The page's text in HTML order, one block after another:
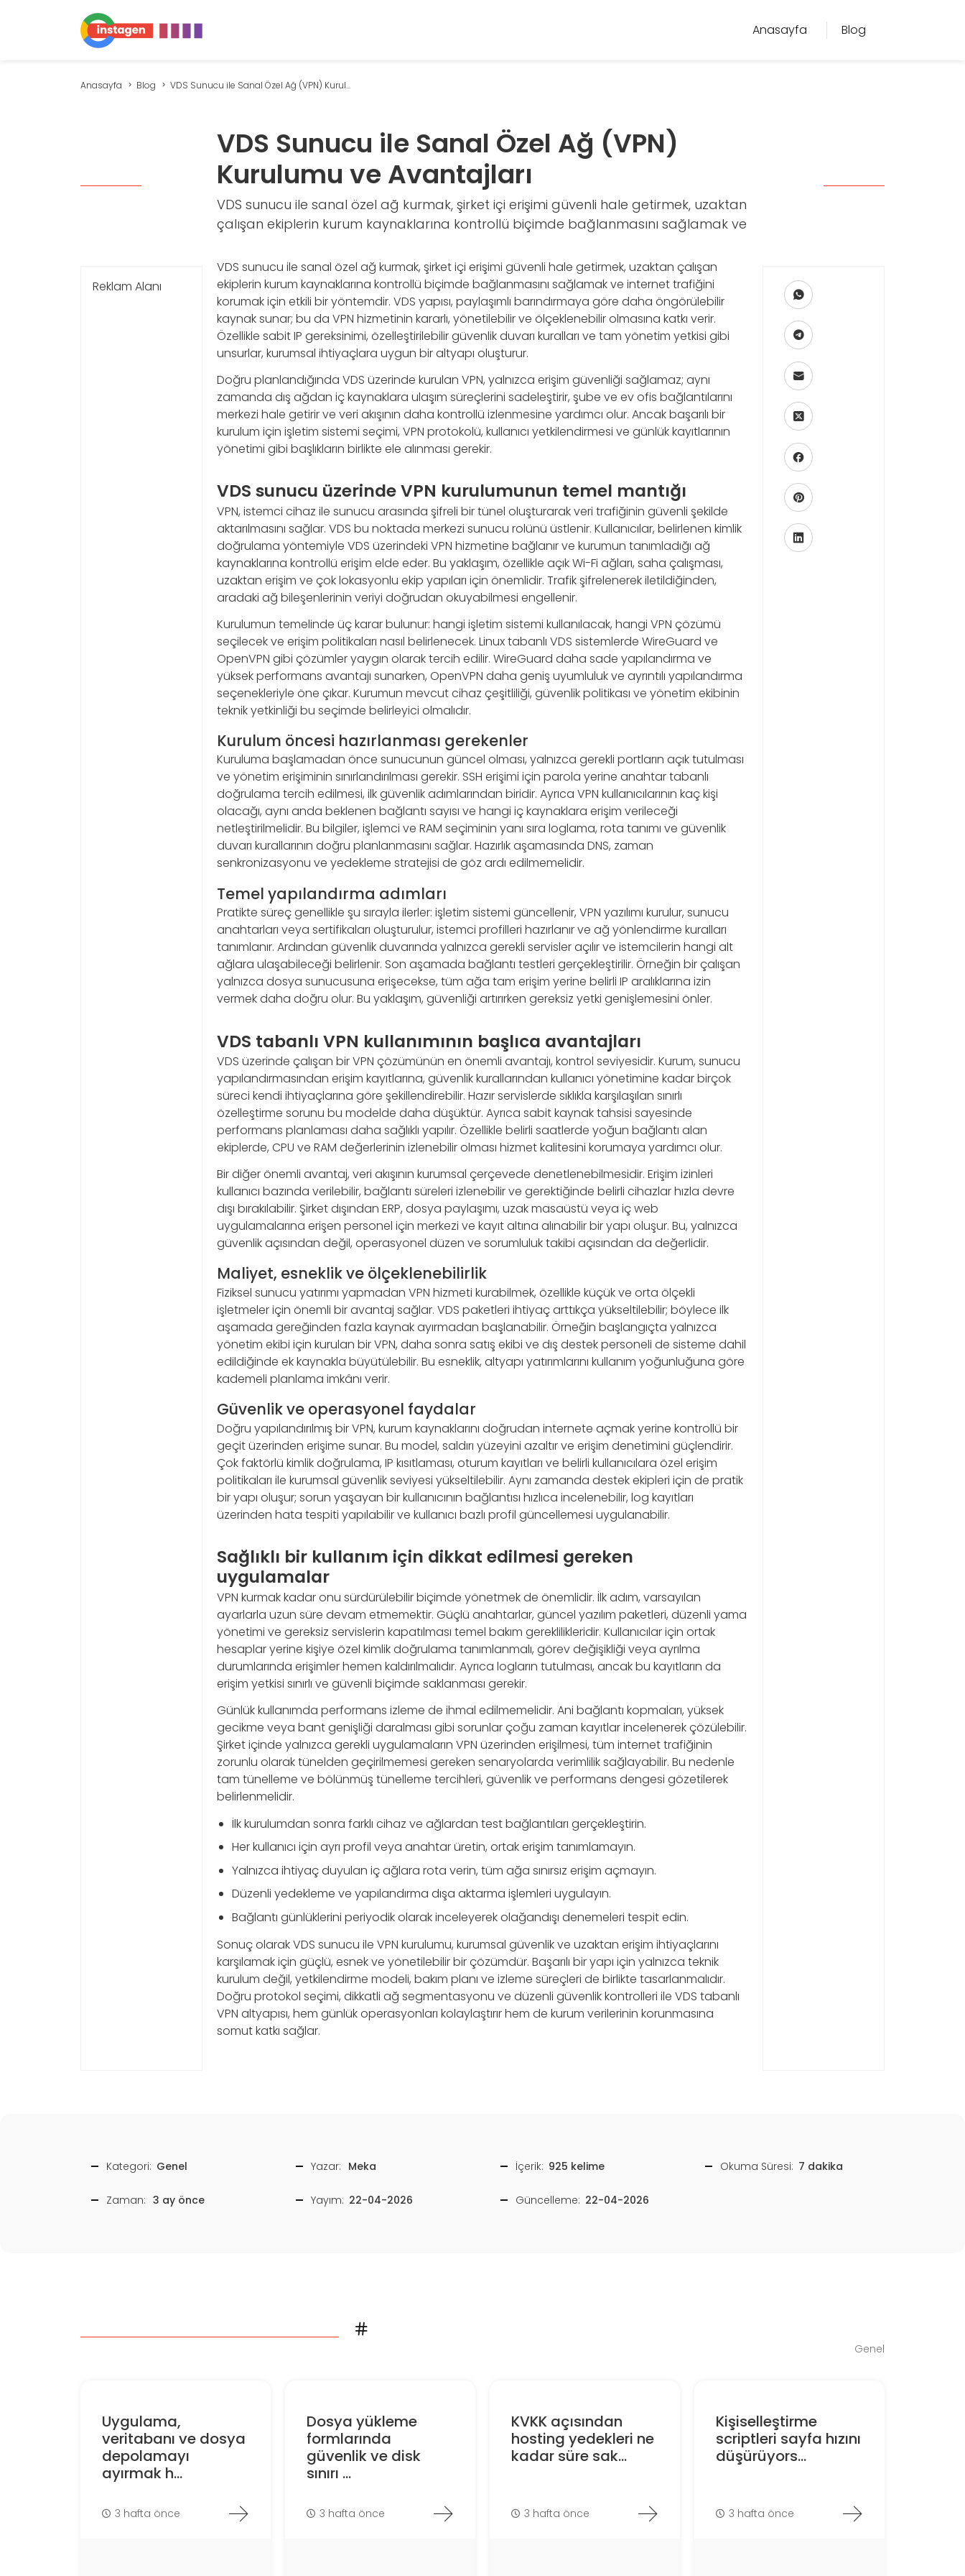
Anasayfa Blog
Anasayfa Blog VDS Sunucu ile Sanal Özel Ağ (VPN) Kurul...
VDS Sunucu ile Sanal Özel Ağ (VPN)
Kurulumu ve Avantajları
VDS sunucu ile sanal özel ağ kurmak, şirket içi erişimi güvenli hale getirmek, uzaktan
çalışan ekiplerin kurum kaynaklarına kontrollü biçimde bağlanmasını sağlamak ve
Reklam Alanı
VDS sunucu ile sanal özel ağ kurmak, şirket içi erişimi güvenli hale getirmek, uzaktan çalışan
ekiplerin kurum kaynaklarına kontrollü biçimde bağlanmasını sağlamak ve internet trafiğini
korumak için etkili bir yöntemdir. VDS yapısı, paylaşımlı barındırmaya göre daha öngörülebilir
kaynak sunar; bu da VPN hizmetinin kararlı, yönetilebilir ve ölçeklenebilir olmasına katkı verir.
Özellikle sabit IP gereksinimi, özelleştirilebilir güvenlik duvarı kuralları ve tam yönetim yetkisi gibi
unsurlar, kurumsal ihtiyaçlara uygun bir altyapı oluşturur.
Doğru planlandığında VDS üzerinde kurulan VPN, yalnızca erişim güvenliği sağlamaz; aynı
zamanda dış ağdan iç kaynaklara ulaşım süreçlerini sadeleştirir, şube ve ev ofis bağlantılarını
merkezi hale getirir ve veri akışının daha kontrollü izlenmesine yardımcı olur. Ancak başarılı bir
kurulum için işletim sistemi seçimi, VPN protokolü, kullanıcı yetkilendirmesi ve günlük kayıtlarının
yönetimi gibi başlıkların birlikte ele alınması gerekir.
VDS sunucu üzerinde VPN kurulumunun temel mantığı
VPN, istemci cihaz ile sunucu arasında şifreli bir tünel oluşturarak veri trafiğinin güvenli şekilde
aktarılmasını sağlar. VDS bu noktada merkezi sunucu rolünü üstlenir. Kullanıcılar, belirlenen kimlik
doğrulama yöntemiyle VDS üzerindeki VPN hizmetine bağlanır ve kurumun tanımladığı ağ
kaynaklarına kontrollü erişim elde eder. Bu yaklaşım, özellikle açık Wi-Fi ağları, saha çalışması,
uzaktan erişim ve çok lokasyonlu ekip yapıları için önemlidir. Trafik şifrelenerek iletildiğinden,
aradaki ağ bileşenlerinin veriyi doğrudan okuyabilmesi engellenir.
Kurulumun temelinde üç karar bulunur: hangi işletim sistemi kullanılacak, hangi VPN çözümü
seçilecek ve erişim politikaları nasıl belirlenecek. Linux tabanlı VDS sistemlerde WireGuard ve
OpenVPN gibi çözümler yaygın olarak tercih edilir. WireGuard daha sade yapılandırma ve
yüksek performans avantajı sunarken, OpenVPN daha geniş uyumluluk ve ayrıntılı yapılandırma
seçenekleriyle öne çıkar. Kurumun mevcut cihaz çeşitliliği, güvenlik politikası ve yönetim ekibinin
teknik yetkinliği bu seçimde belirleyici olmalıdır.
Kurulum öncesi hazırlanması gerekenler
Kuruluma başlamadan önce sunucunun güncel olması, yalnızca gerekli portların açık tutulması
ve yönetim erişiminin sınırlandırılması gerekir. SSH erişimi için parola yerine anahtar tabanlı
doğrulama tercih edilmesi, ilk güvenlik adımlarından biridir. Ayrıca VPN kullanıcılarının kaç kişi
olacağı, aynı anda beklenen bağlantı sayısı ve hangi iç kaynaklara erişim verileceği
netleştirilmelidir. Bu bilgiler, işlemci ve RAM seçiminin yanı sıra loglama, rota tanımı ve güvenlik
duvarı kurallarının doğru planlanmasını sağlar. Hazırlık aşamasında DNS, zaman
senkronizasyonu ve yedekleme stratejisi de göz ardı edilmemelidir.
Temel yapılandırma adımları
Pratikte süreç genellikle şu sırayla ilerler: işletim sistemi güncellenir, VPN yazılımı kurulur, sunucu
anahtarları veya sertifikaları oluşturulur, istemci profilleri hazırlanır ve ağ yönlendirme kuralları
tanımlanır. Ardından güvenlik duvarında yalnızca gerekli servisler açılır ve istemcilerin hangi alt
ağlara ulaşabileceği belirlenir. Son aşamada bağlantı testleri gerçekleştirilir. Örneğin bir çalışan
yalnızca dosya sunucusuna erişecekse, tüm ağa tam erişim yerine belirli IP aralıklarına izin
vermek daha doğru olur. Bu yaklaşım, güvenliği artırırken gereksiz yetki genişlemesini önler.
VDS tabanlı VPN kullanımının başlıca avantajları
VDS üzerinde çalışan bir VPN çözümünün en önemli avantajı, kontrol seviyesidir. Kurum, sunucu
yapılandırmasından erişim kayıtlarına, güvenlik kurallarından kullanıcı yönetimine kadar birçok
süreci kendi ihtiyaçlarına göre şekillendirebilir. Hazır servislerde sıklıkla karşılaşılan sınırlı
özelleştirme sorunu bu modelde daha düşüktür. Ayrıca sabit kaynak tahsisi sayesinde
performans planlaması daha sağlıklı yapılır. Özellikle belirli saatlerde yoğun bağlantı alan
ekiplerde, CPU ve RAM değerlerinin izlenebilir olması hizmet kalitesini korumaya yardımcı olur.
Bir diğer önemli avantaj, veri akışının kurumsal çerçevede denetlenebilmesidir. Erişim izinleri
kullanıcı bazında verilebilir, bağlantı süreleri izlenebilir ve gerektiğinde belirli cihazlar hızla devre
dışı bırakılabilir. Şirket dışından ERP, dosya paylaşımı, uzak masaüstü veya iç web
uygulamalarına erişen personel için merkezi ve kayıt altına alınabilir bir yapı oluşur. Bu, yalnızca
güvenlik açısından değil, operasyonel düzen ve sorumluluk takibi açısından da değerlidir.
Maliyet, esneklik ve ölçeklenebilirlik
Fiziksel sunucu yatırımı yapmadan VPN hizmeti kurabilmek, özellikle küçük ve orta ölçekli
işletmeler için önemli bir avantaj sağlar. VDS paketleri ihtiyaç arttıkça yükseltilebilir; böylece ilk
aşamada gereğinden fazla kaynak ayırmadan başlanabilir. Örneğin başlangıçta yalnızca
yönetim ekibi için kurulan bir VPN, daha sonra satış ekibi ve dış destek personeli de sisteme dahil
edildiğinde ek kaynakla büyütülebilir. Bu esneklik, altyapı yatırımlarını kullanım yoğunluğuna göre
kademeli planlama imkânı verir.
Güvenlik ve operasyonel faydalar
Doğru yapılandırılmış bir VPN, kurum kaynaklarını doğrudan internete açmak yerine kontrollü bir
geçit üzerinden erişime sunar. Bu model, saldırı yüzeyini azaltır ve erişim denetimini güçlendirir.
Çok faktörlü kimlik doğrulama, IP kısıtlaması, oturum kayıtları ve belirli kullanıcılara özel erişim
politikaları ile kurumsal güvenlik seviyesi yükseltilebilir. Aynı zamanda destek ekipleri için de pratik
bir yapı oluşur; sorun yaşayan bir kullanıcının bağlantısı hızlıca incelenebilir, log kayıtları
üzerinden hata tespiti yapılabilir ve kullanıcı bazlı profil güncellemesi uygulanabilir.
Sağlıklı bir kullanım için dikkat edilmesi gereken
uygulamalar
VPN kurmak kadar onu sürdürülebilir biçimde yönetmek de önemlidir. İlk adım, varsayılan
ayarlarla uzun süre devam etmemektir. Güçlü anahtarlar, güncel yazılım paketleri, düzenli yama
yönetimi ve gereksiz servislerin kapatılması temel bakım gereklilikleridir. Kullanıcılar için ortak
hesaplar yerine kişiye özel kimlik doğrulama tanımlanmalı, görev değişikliği veya ayrılma
durumlarında erişimler hemen kaldırılmalıdır. Ayrıca logların tutulması, ancak bu kayıtların da
erişim yetkisi sınırlı ve güvenli biçimde saklanması gerekir.
Günlük kullanımda performans izleme de ihmal edilmemelidir. Ani bağlantı kopmaları, yüksek
gecikme veya bant genişliği daralması gibi sorunlar çoğu zaman kayıtlar incelenerek çözülebilir.
Şirket içinde yalnızca gerekli uygulamaların VPN üzerinden erişilmesi, tüm internet trafiğinin
zorunlu olarak tünelden geçirilmemesi gereken senaryolarda verimlilik sağlayabilir. Bu nedenle
tam tünelleme ve bölünmüş tünelleme tercihleri, güvenlik ve performans dengesi gözetilerek
belirlenmelidir.
İlk kurulumdan sonra farklı cihaz ve ağlardan test bağlantıları gerçekleştirin.
Her kullanıcı için ayrı profil veya anahtar üretin, ortak erişim tanımlamayın.
Yalnızca ihtiyaç duyulan iç ağlara rota verin, tüm ağa sınırsız erişim açmayın.
Düzenli yedekleme ve yapılandırma dışa aktarma işlemleri uygulayın.
Bağlantı günlüklerini periyodik olarak inceleyerek olağandışı denemeleri tespit edin.
Sonuç olarak VDS sunucu ile VPN kurulumu, kurumsal güvenlik ve uzaktan erişim ihtiyaçlarını
karşılamak için güçlü, esnek ve yönetilebilir bir çözümdür. Başarılı bir yapı için yalnızca teknik
kurulum değil, yetkilendirme modeli, bakım planı ve izleme süreçleri de birlikte tasarlanmalıdır.
Doğru protokol seçimi, dikkatli ağ segmentasyonu ve düzenli güvenlik kontrolleri ile VDS tabanlı
VPN altyapısı, hem günlük operasyonları kolaylaştırır hem de kurum verilerinin korunmasına
somut katkı sağlar.
Kategori: Genel Yazar: Meka İçerik: 925 kelime Okuma Süresi: 7 dakika
Zaman: 3 ay önce Yayım: 22-04-2026 Güncelleme: 22-04-2026
Genel
Uygulama,
veritabanı ve dosya
depolamayı
ayırmak h...
3 hafta önce
Dosya yükleme
formlarında
güvenlik ve disk
sınırı ...
3 hafta önce
KVKK açısından
hosting yedekleri ne
kadar süre sak...
3 hafta önce
Kişiselleştirme
scriptleri sayfa hızını
düşürüyors...
3 hafta önce